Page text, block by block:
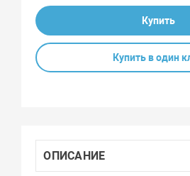
Купить
Купить в один
ОПИСАНИЕ